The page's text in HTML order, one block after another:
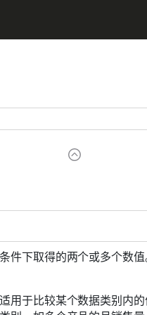
件下取得的两个或多个数
用于比较某个数据类别内